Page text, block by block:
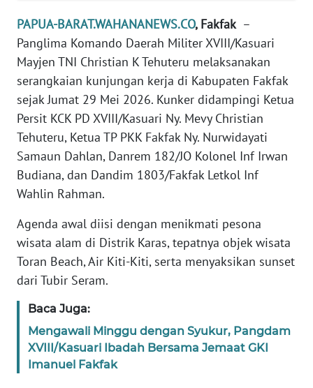
PAPUA-BARAT.WAHANANEWS.CO, Fakfak–
Panglima Komando Daerah Militer XVIII/Kasuari
Mayjen TNI Christian K Tehuteru melaksanakan
serangkaian kunjungan kerja di Kabupaten Fakfak
sejak Jumat 29 Mei 2026. Kunker didampingi Ketua
Persit KCK PD XVIII/Kasuari Ny. Mevy Christian
Tehuteru, Ketua TP PKK Fakfak Ny. Nurwidayati
Samaun Dahlan, Danrem 182/JO Kolonel Inf Irwan
Budiana, dan Dandim 1803/Fakfak Letkol Inf
Wahlin Rahman.
Agenda awal diisi dengan menikmati pesona
wisata alam di Distrik Karas, tepatnya objek wisata
Toran Beach, Air Kiti-Kiti, serta menyaksikan sunset
dari Tubir Seram.
Baca Juga:
Mengawali Minggu dengan Syukur, Pangdam
XVIII/Kasuari Ibadah Bersama Jemaat GKI
Imanuel Fakfak
KARIR
DISCLAIMER
Wahana
News
Regional
WN
WN
JAKARTA
JABAR
WN
BANTEN